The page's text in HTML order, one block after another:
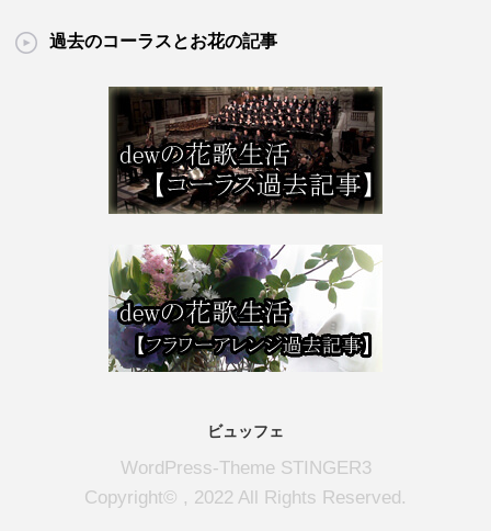
過去のコーラスとお花の記事
ビュッフェ
WordPress-Theme STINGER3
Copyright© , 2022 All Rights Reserved.